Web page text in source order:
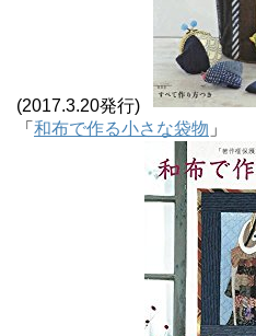
(2017.3.20発行)
「 和布で作る小さな袋物 」